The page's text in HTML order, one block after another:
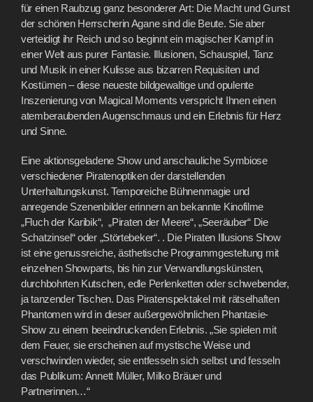
für einen Raubzug ganz besonderer Art: Die Macht und Gunst
der schönen Herrscherin Agane sind die Beute. Sie aber
verteidigt ihr Reich und so beginnt ein magischer Kampf in
einer Welt aus purer Fantasie. Illusionen, Schauspiel, Tanz
und Musik in einer Kulisse aus bizarren Requisiten und
Kostümen – diese neueste bildgewaltige und opulente
Inszenierung von Magical Moments verspricht Ihnen einen
atemberaubenden Augenschmaus und ein Erlebnis für Herz
und Sinne.
Eine aktionsgeladene Show und anschauliche Symbiose
verschiedener Piratenoptiken der darstellenden
Unterhaltungskunst. Temporeiche Bühnenmagie und
anregende Szenenbilder erinnern an bekannte Kinofilme
„Fluch der Karibik“, „Piraten der Meere“, „Seeräuber“ Die
Schatzinsel“ oder „Störtebeker“. . Die Piraten Illusions Show
ist eine genussreiche, ästhetische Programmgesteltung mit
einzelnen Showparts, bis hin zur Verwandlungskünsten,
durchbohrten Kutschen, edle Perlenketten oder schwebender,
ja tanzender Tischen. Das Piratenspektakel mit rätselhaften
Phantomen wird in dieser außergewöhnlichen Phantasie-
Show zu einem beeindruckenden Erlebnis. „Sie spielen mit
dem Feuer, sie erscheinen auf mystische Weise und
verschwinden wieder, sie entfesseln sich selbst und fesseln
das Publikum: Annett Müller, Milko Bräuer und
Partnerinnen…“